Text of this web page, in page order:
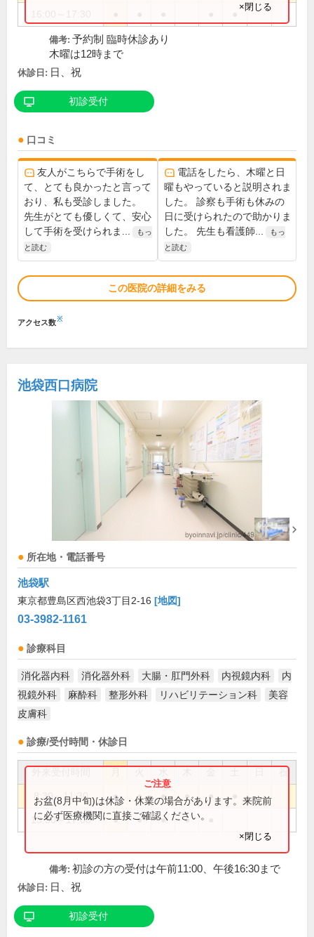
×閉じる
備考: 予約制 臨時休診あり
木曜は12時まで
休診日: 日、祝
初診受付
口コミ
友人がこちらで手術をし
て、とても良かったと言って
おり、私も受診しました。
先生がとても優しくて、安心
して手術を受けられま...
もっ
と読む
電話をしたら、木曜と日
曜もやっていると説明されま
した。 診察も手術も休みの
日に受けられたので助かりま
した。 先生も看護師...
もっ
と読む
この医院の詳細をみる
アクセス数※
池袋西口病院
所在地・電話番号
池袋駅
東京都豊島区西池袋3丁目2-16 [地図]
03-3982-1161
診療科目
消化器内科 消化器外科 大腸・肛門外科 内視鏡内科
内
視鏡外科
麻酔科 整形外科 リハビリテーション科
美容
皮膚科
診療/受付時間・休診日
祝
8:30～11:30 ● ● ● ● ●
13:30～17:00 ● ● ● ●
お盆(8月中旬)は休診・休業の場合があります。来院前
に必ず医療機関に直接ご確認ください。
×閉じる
備考: 初診の方の受付は午前11:00、午後16:30まで
休診日: 日、祝
初診受付